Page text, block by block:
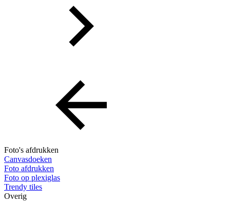
Foto's afdrukken
Canvasdoeken
Foto afdrukken
Foto op plexiglas
Trendy tiles
Overig